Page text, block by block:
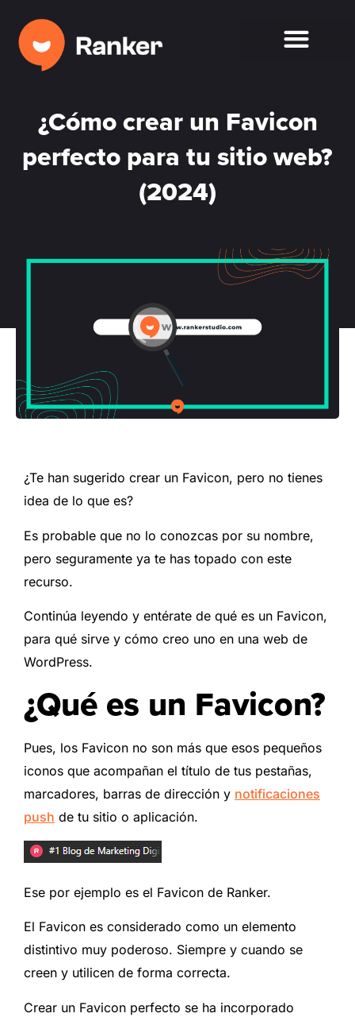
¿Cómo crear un Favicon
perfecto para tu sitio web?
(2024)
¿Te han sugerido crear un Favicon, pero no tienes
idea de lo que es?
Es probable que no lo conozcas por su nombre,
pero seguramente ya te has topado con este
recurso.
Continúa leyendo y entérate de qué es un Favicon,
para qué sirve y cómo creo uno en una web de
WordPress.
¿Qué es un Favicon?
Pues, los Favicon no son más que esos pequeños
iconos que acompañan el título de tus pestañas,
marcadores, barras de dirección y notificaciones
push de tu sitio o aplicación.
Ese por ejemplo es el Favicon de Ranker.
El Favicon es considerado como un elemento
distintivo muy poderoso. Siempre y cuando se
creen y utilicen de forma correcta.
Crear un Favicon perfecto se ha incorporado